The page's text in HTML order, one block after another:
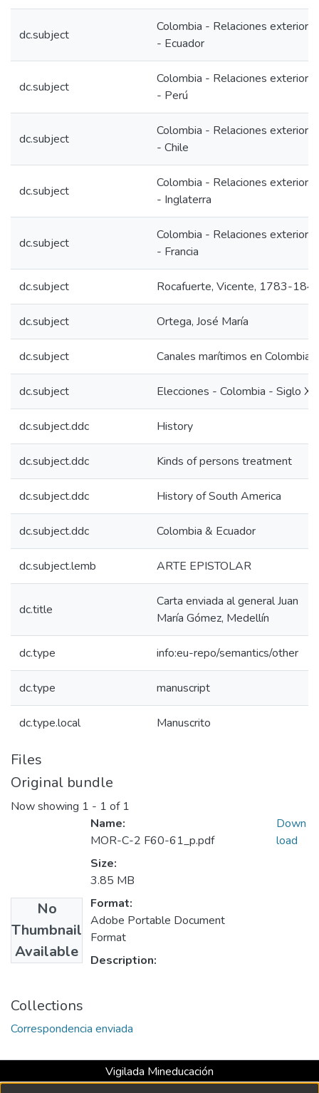
dc.subject
Colombia - Relaciones
- Ecuador
dc.subject
Colombia - Relaciones
- Perú
dc.subject
Colombia - Relaciones
- Chile
dc.subject
Colombia - Relaciones
- Inglaterra
dc.subject
Colombia - Relaciones
- Francia
dc.subject Rocafuerte, Vicente, 1783-
dc.subject Ortega, José María
dc.subject Canales marítimos en Colombia
dc.subject Elecciones - Colombia - Siglo
dc.subject.ddc History
dc.subject.ddc Kinds of persons treatment
dc.subject.ddc History of South America
dc.subject.ddc Colombia & Ecuador
dc.subject.lemb ARTE EPISTOLAR
dc.title
Carta enviada al general Juan
María Gómez, Medellín
dc.type info:eu-repo/semantics/other
dc.type manuscript
dc.type.local Manuscrito
Files
Original bundle
Now showing 1 - 1 of 1
No
Thumbnail
Available
Name:
MOR-C-2 F60-61_p.pdf
Size:
3.85 MB
Format:
Adobe Portable Document
Format
Description:
Down
load
Collections
Correspondencia enviada
Vigilada Mineducación
Universidad con Acreditación Institucional hasta 2026 -